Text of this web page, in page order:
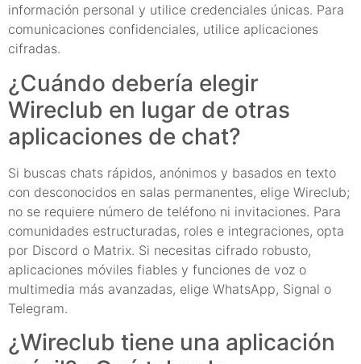
información personal y utilice credenciales únicas. Para
comunicaciones confidenciales, utilice aplicaciones
cifradas.
¿Cuándo debería elegir
Wireclub en lugar de otras
aplicaciones de chat?
Si buscas chats rápidos, anónimos y basados en texto
con desconocidos en salas permanentes, elige Wireclub;
no se requiere número de teléfono ni invitaciones. Para
comunidades estructuradas, roles e integraciones, opta
por Discord o Matrix. Si necesitas cifrado robusto,
aplicaciones móviles fiables y funciones de voz o
multimedia más avanzadas, elige WhatsApp, Signal o
Telegram.
¿Wireclub tiene una aplicación